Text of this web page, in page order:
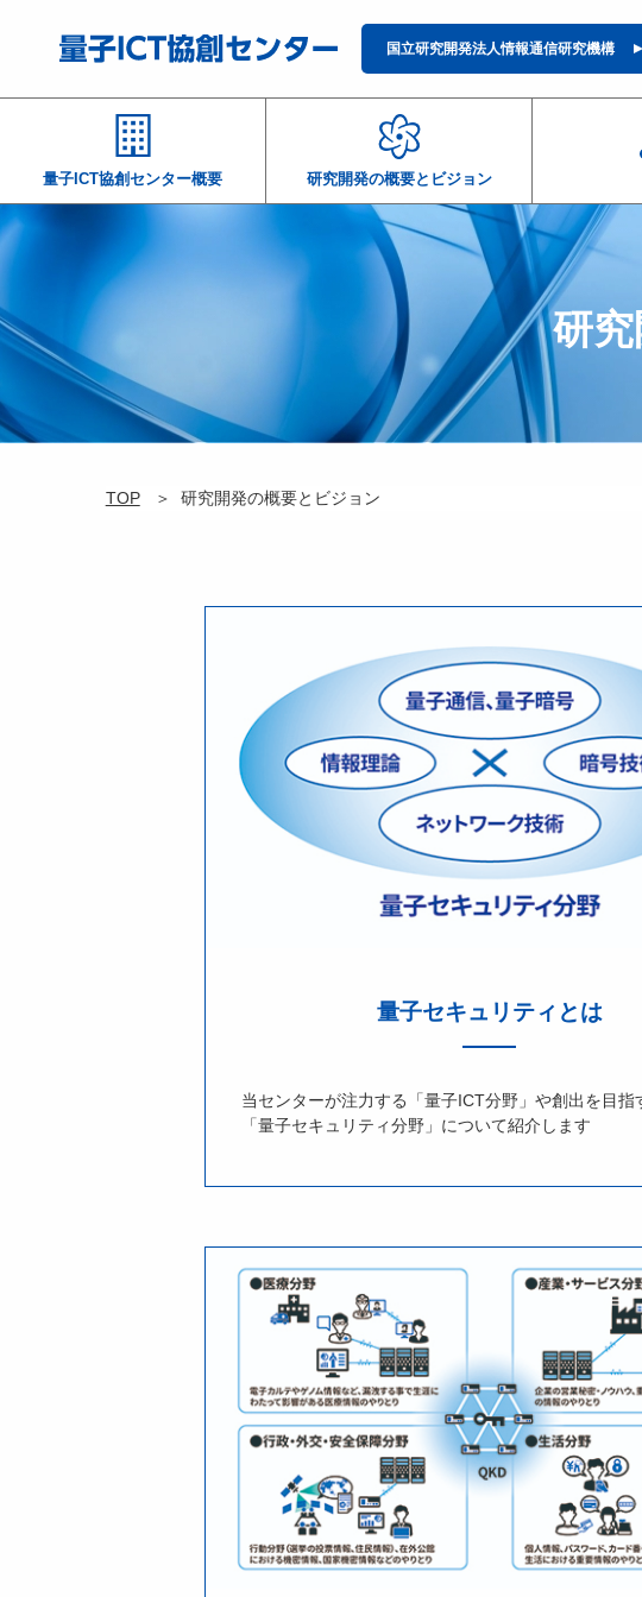
国立研究開発法人情報通信研究機構
量子ICT協創センター概要 研究開発の概要とビジョン
研
TOP 研究開発の概要とビジョン
量子セキュリティとは
当センターが注力する「量子ICT分野」や創出を目指
「量子セキュリティ分野」について紹介します